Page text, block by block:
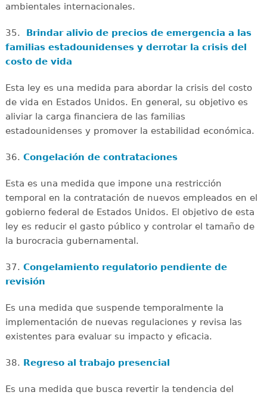
ambientales internacionales.
35. Brindar alivio de precios de emergencia a las
familias estadounidenses y derrotar la crisis del
costo de vida
Esta ley es una medida para abordar la crisis del costo
de vida en Estados Unidos. En general, su objetivo es
aliviar la carga financiera de las familias
estadounidenses y promover la estabilidad económica.
36. Congelación de contrataciones
Esta es una medida que impone una restricción
temporal en la contratación de nuevos empleados en el
gobierno federal de Estados Unidos. El objetivo de esta
ley es reducir el gasto público y controlar el tamaño de
la burocracia gubernamental.
37. Congelamiento regulatorio pendiente de
revisión
Es una medida que suspende temporalmente la
implementación de nuevas regulaciones y revisa las
existentes para evaluar su impacto y eficacia.
38. Regreso al trabajo presencial
Es una medida que busca revertir la tendencia del